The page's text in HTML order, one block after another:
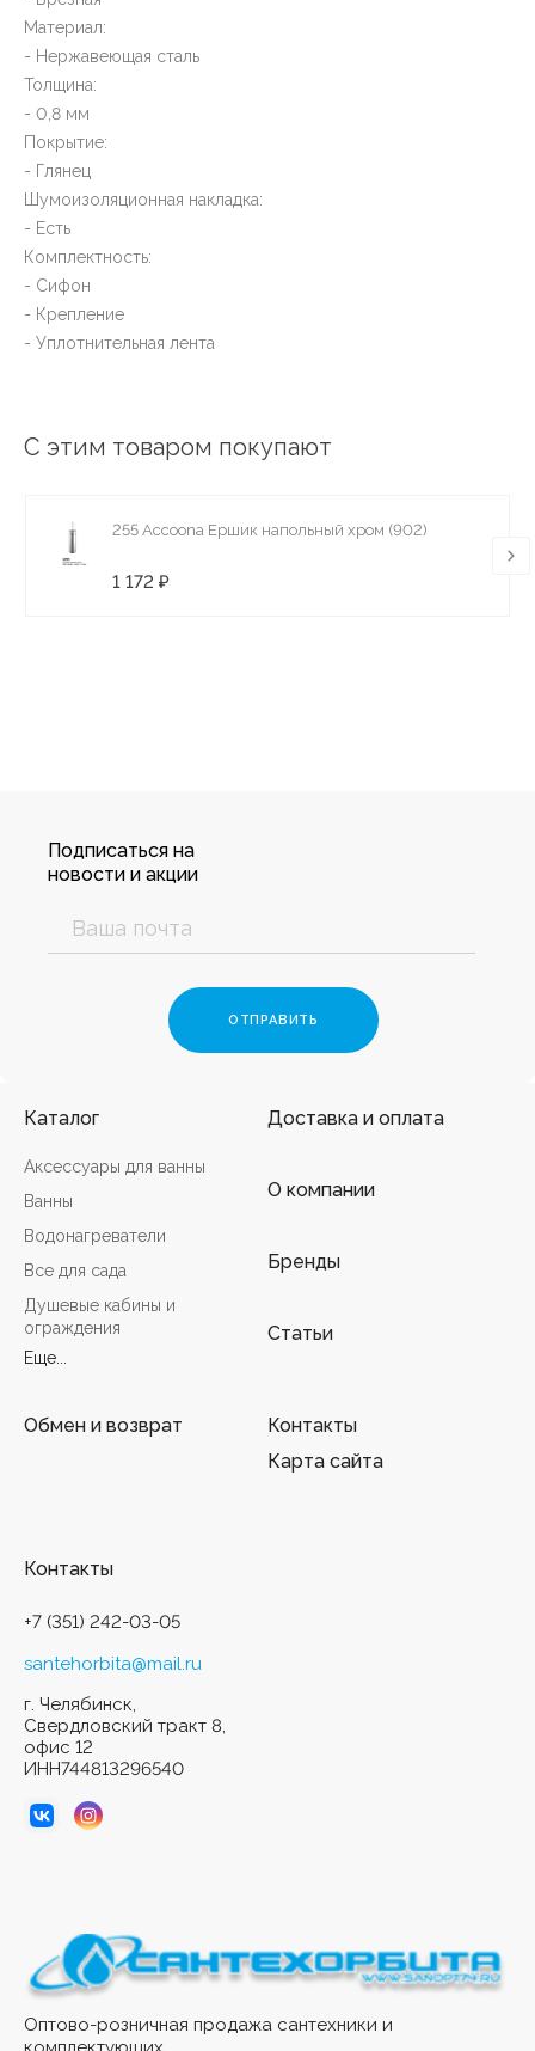
Материал:
- Нержавеющая сталь
Толщина:
- 0,8 мм
Покрытие:
- Глянец
Шумоизоляционная накладка:
- Есть
Комплектность:
- Сифон
- Крепление
- Уплотнительная лента
С этим товаром покупают
255 Accoona Ершик напольный хром (902)
1 172 ₽
Подписаться на
новости и акции
Оптово-розничная продажа сантехники и
Каталог
Аксессуары для ванны
Ванны
Водонагреватели
Все для сада
Душевые кабины и
ограждения
Еще...
Доставка и оплата
О компании
Бренды
Статьи
Обмен и возврат
Контакты
Карта сайта
Контакты
+7 (351) 242-03-05
santehorbita@mail.ru
г. Челябинск,
Свердловский тракт 8,
офис 12
ИНН744813296540